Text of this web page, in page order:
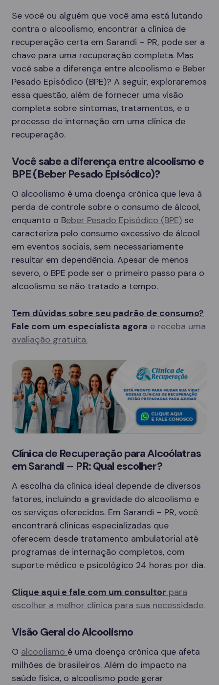
Se você ou alguém que você ama está lutando
contra o alcoolismo, encontrar a clínica de
recuperação certa em Sarandi – PR, pode ser a
chave para uma recuperação completa. Mas
você sabe a diferença entre alcoolismo e Beber
Pesado Episódico (BPE)? A seguir, exploraremos
essa questão, além de fornecer uma visão
completa sobre sintomas, tratamentos, e o
processo de internação em uma clínica de
recuperação.
Você sabe a diferença entre alcoolismo e
BPE (Beber Pesado Episódico)?
O alcoolismo é uma doença crônica que leva à
perda de controle sobre o consumo de álcool,
enquanto o Beber Pesado Episódico (BPE) se
caracteriza pelo consumo excessivo de álcool
em eventos sociais, sem necessariamente
resultar em dependência. Apesar de menos
severo, o BPE pode ser o primeiro passo para o
alcoolismo se não tratado a tempo.
Tem dúvidas sobre seu padrão de consumo?
Fale com um especialista agora e receba uma
avaliação gratuita.
Clínica de Recuperação para Alcoólatras
em Sarandi – PR: Qual escolher?
A escolha da clínica ideal depende de diversos
fatores, incluindo a gravidade do alcoolismo e
os serviços oferecidos. Em Sarandi – PR, você
encontrará clínicas especializadas que
oferecem desde tratamento ambulatorial até
programas de internação completos, com
suporte médico e psicológico 24 horas por dia.
Clique aqui e fale com um consultor para
escolher a melhor clínica para sua necessidade.
Visão Geral do Alcoolismo
O alcoolismo é uma doença crônica que afeta
milhões de brasileiros. Além do impacto na
saúde física, o alcoolismo pode gerar